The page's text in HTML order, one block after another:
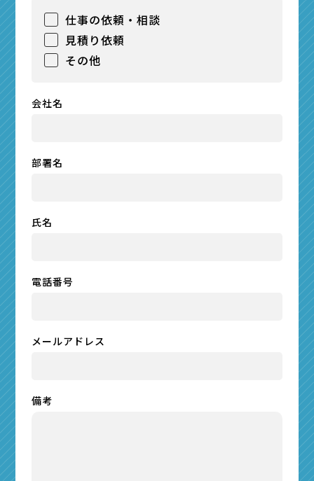
仕事の依頼・相談
見積り依頼
その他
会社名
部署名
氏名
電話番号
メールアドレス
備考